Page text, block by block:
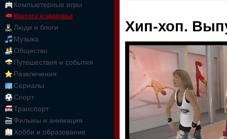
Компьютерные игры
Красота и здоровье
Люди и блоги
Музыка
Общество
Путешествия и события
Развлечения
Сериалы
Спорт
Транспорт
Фильмы и анимация
Хобби и образование
Хип-хоп.